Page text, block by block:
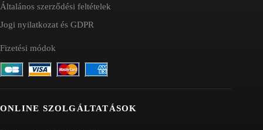
Általános szerződési feltételek
Jogi nyilatkozat és GDPR
Fizetési módok
ONLINE SZOLGÁLTATÁSOK